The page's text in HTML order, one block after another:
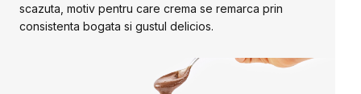
scazuta, motiv pentru care crema se remarca prin
consistenta bogata si gustul delicios.